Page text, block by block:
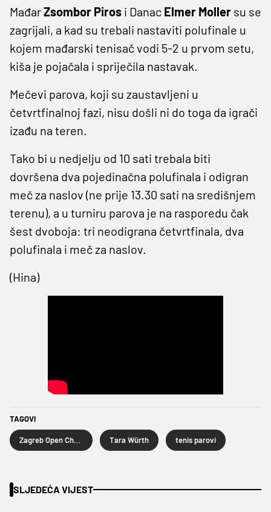
MađarZsombor Piros i Danac Elmer Moller su se
zagrijali, a kad su trebali nastaviti polufinale u
kojem mađarski tenisač vodi 5-2 u prvom setu,
kiša je pojačala i spriječila nastavak.
Mečevi parova, koji su zaustavljeni u
četvrtfinalnoj fazi, nisu došli ni do toga da igrači
izađu na teren.
Tako bi u nedjelju od 10 sati trebala biti
dovršena dva pojedinačna polufinala i odigran
meč za naslov (ne prije 13.30 sati na središnjem
terenu), a u turniru parova je na rasporedu čak
šest dvoboja: tri neodigrana četvrtfinala, dva
polufinala i meč za naslov.
(Hina)
TAGOVI
Tara Würth tenis parovi
SLJEDEĆA VIJEST